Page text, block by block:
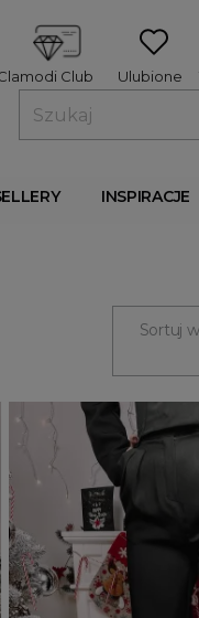
Ulubione
Club
INSPIRACJE
Sortuj